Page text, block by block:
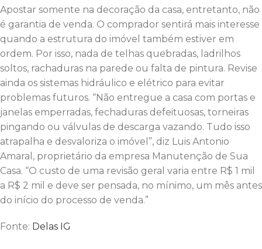
Apostar somente na decoração da casa, entretanto, não
é garantia de venda. O comprador sentirá mais interesse
quando a estrutura do imóvel também estiver em
ordem. Por isso, nada de telhas quebradas, ladrilhos
soltos, rachaduras na parede ou falta de pintura. Revise
ainda os sistemas hidráulico e elétrico para evitar
problemas futuros. “Não entregue a casa com portas e
janelas emperradas, fechaduras defeituosas, torneiras
pingando ou válvulas de descarga vazando. Tudo isso
atrapalha e desvaloriza o imóvel”, diz Luis Antonio
Amaral, proprietário da empresa Manutenção de Sua
Casa. “O custo de uma revisão geral varia entre R$ 1 mil
a R$ 2 mil e deve ser pensada, no mínimo, um mês antes
do início do processo de venda.”
Fonte: Delas IG